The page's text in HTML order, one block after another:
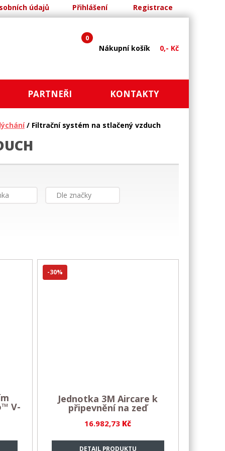
údajů Přihlášení Registrace
Nákupní košík 0,- Kč
0
PARTNEŘI KONTAKTY
/ Filtrační systém na stlačený vzduch
Dle značky
V-
16.982,73 Kč
DETAIL PRODUKTU
Jednotka 3M Aircare k
připevnění na zeď
-30%